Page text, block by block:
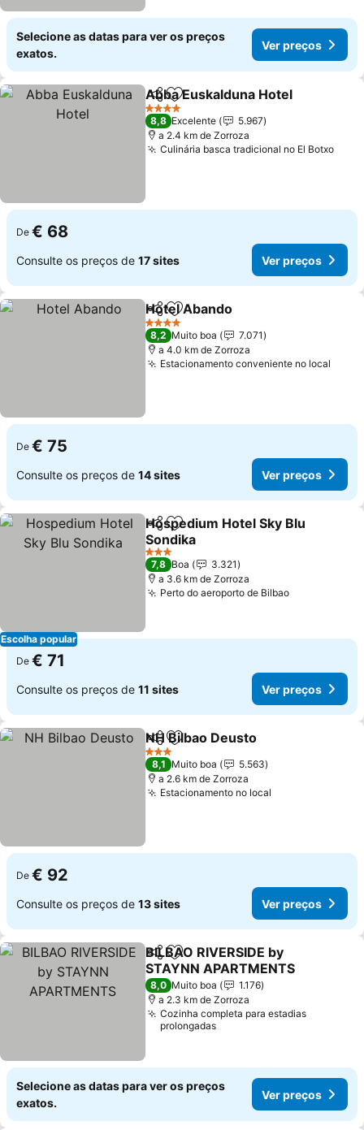
Selecione as datas para ver os preços
exatos.
Ver preços
PartilharAdicionar aos favoritos
Abba Euskalduna Hotel
4 Estrelas
8,8 Excelente
5.967
a 2.4 km de Zorroza
Culinária basca tradicional no El Botxo
De € 68
Consulte os preços de 17 sites Ver preços
PartilharAdicionar aos favoritos
Hotel Abando
4 Estrelas
8,2 Muito boa
7.071
a 4.0 km de Zorroza
Estacionamento conveniente no local
De € 75
Consulte os preços de 14 sites Ver preços
Escolha popular
PartilharAdicionar aos favoritos
Hospedium Hotel Sky Blu
Sondika
3 Estrelas
7,8 Boa
3.321
a 3.6 km de Zorroza
Perto do aeroporto de Bilbao
De € 71
Consulte os preços de 11 sites Ver preços
PartilharAdicionar aos favoritos
NH Bilbao Deusto
3 Estrelas
8,1 Muito boa
5.563
a 2.6 km de Zorroza
Estacionamento no local
De € 92
Consulte os preços de 13 sites Ver preços
PartilharAdicionar aos favoritos
BILBAO RIVERSIDE by
STAYNN APARTMENTS
8,0 Muito boa
1.176
a 2.3 km de Zorroza
Cozinha completa para estadias
prolongadas
Selecione as datas para ver os preços
exatos.
Ver preços